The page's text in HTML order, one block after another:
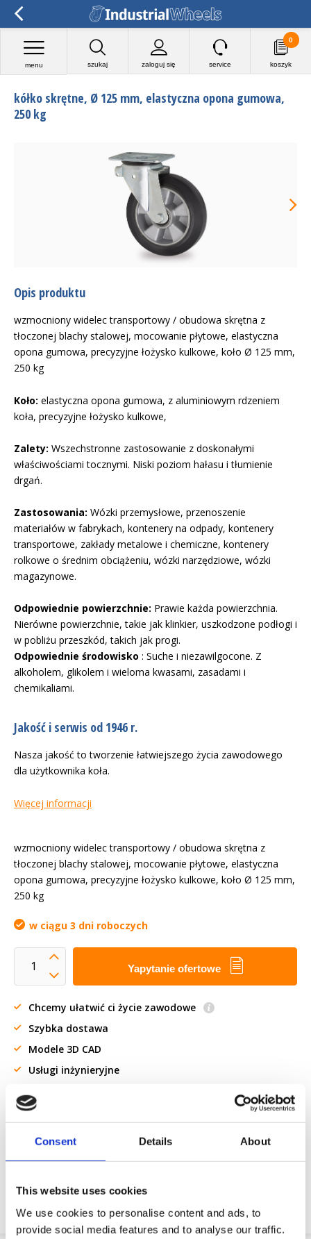
Consent Details About
This website uses cookies
We use cookies to personalise content and ads, to
provide social media features and to analyse our traffic.
szukaj zaloguj się
menu service koszyk
0
kółko skrętne, Ø 125 mm, elastyczna opona gumowa,
250 kg
Opis produktu
wzmocniony widelec transportowy / obudowa skrętna z
tłoczonej blachy stalowej, mocowanie płytowe, elastyczna
opona gumowa, precyzyjne łożysko kulkowe, koło Ø 125 mm,
250 kg
Koło: elastyczna opona gumowa, z aluminiowym rdzeniem
koła, precyzyjne łożysko kulkowe,
Zalety: Wszechstronne zastosowanie z doskonałymi
właściwościami tocznymi. Niski poziom hałasu i tłumienie
drgań.
Zastosowania: Wózki przemysłowe, przenoszenie
materiałów w fabrykach, kontenery na odpady, kontenery
transportowe, zakłady metalowe i chemiczne, kontenery
rolkowe o średnim obciążeniu, wózki narzędziowe, wózki
magazynowe.
Odpowiednie powierzchnie: Prawie każda powierzchnia.
Nierówne powierzchnie, takie jak klinkier, uszkodzone podłogi i
w pobliżu przeszkód, takich jak progi.
Odpowiednie środowisko : Suche i niezawilgocone. Z
alkoholem, glikolem i wieloma kwasami, zasadami i
chemikaliami.
Jakość i serwis od 1946 r.
Nasza jakość to tworzenie łatwiejszego życia zawodowego
dla użytkownika koła.
Więcej informacji
wzmocniony widelec transportowy / obudowa skrętna z
tłoczonej blachy stalowej, mocowanie płytowe, elastyczna
opona gumowa, precyzyjne łożysko kulkowe, koło Ø 125 mm,
250 kg
w ciągu 3 dni roboczych
Yapytanie ofertowe
Chcemy ułatwić ci życie zawodowe
Szybka dostawa
Modele 3D CAD
Usługi inżynieryjne
Żądanie części OE
Download PDF
Odpornosc chemiczna